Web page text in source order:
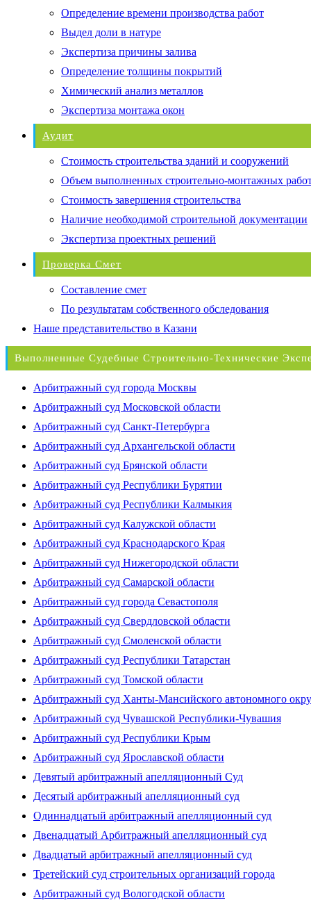
Определение времени производства работ
Выдел доли в натуре
Экспертиза причины залива
Определение толщины покрытий
Химический анализ металлов
Экспертиза монтажа окон
Аудит
Стоимость строительства зданий и сооружений
Объем выполненных строительно-монтажных
Стоимость завершения строительства
Наличие необходимой строительной документации
Экспертиза проектных решений
Проверка Смет
Составление смет
По результатам собственного обследования
Наше представительство в Казани
Выполненные Судебные Строительно-Технические
Арбитражный суд города Москвы
Арбитражный суд Московской области
Арбитражный суд Санкт-Петербурга
Арбитражный суд Архангельской области
Арбитражный суд Брянской области
Арбитражный суд Республики Бурятии
Арбитражный суд Республики Калмыкия
Арбитражный суд Калужской области
Арбитражный суд Краснодарского Края
Арбитражный суд Нижегородской области
Арбитражный суд Самарской области
Арбитражный суд города Севастополя
Арбитражный суд Свердловской области
Арбитражный суд Смоленской области
Арбитражный суд Республики Татарстан
Арбитражный суд Томской области
Арбитражный суд Ханты-Мансийского автономного
Арбитражный суд Чувашской Республики-Чувашия
Арбитражный суд Республики Крым
Арбитражный суд Ярославской области
Девятый арбитражный апелляционный Суд
Десятый арбитражный апелляционный суд
Одиннадцатый арбитражный апелляционный суд
Двенадцатый Арбитражный апелляционный суд
Двадцатый арбитражный апелляционный суд
Третейский суд строительных организаций города
Арбитражный суд Вологодской области